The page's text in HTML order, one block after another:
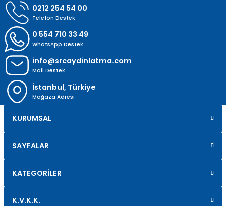
0212 254 54 00
Telefon Destek
0 554 710 33 49
WhatsApp Destek
info@srcaydinlatma.com
Mail Destek
İstanbul, Türkiye
Mağaza Adresi
KURUMSAL
SAYFALAR
KATEGORİLER
K.V.K.K.